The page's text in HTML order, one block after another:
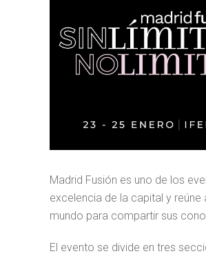
Madrid Fusión es uno de los
excelencia de la capital y
mundo para compartir sus
El evento se divide en tres